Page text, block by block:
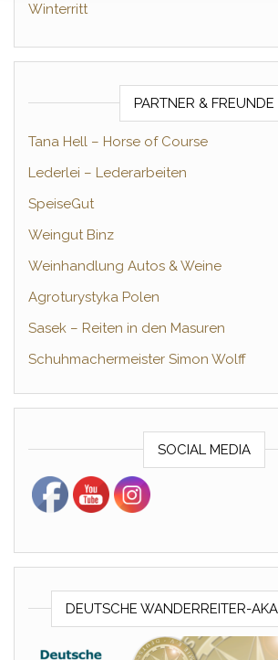
Winterritt
PARTNER & FREUNDE
Tana Hell – Horse of Course
Lederlei – Lederarbeiten
SpeiseGut
Weingut Binz
Weinhandlung Autos & Weine
Agroturystyka Polen
Sasek – Reiten in den Masuren
Schuhmachermeister Simon Wolff
SOCIAL MEDIA
DEUTSCHE WANDERREITER-